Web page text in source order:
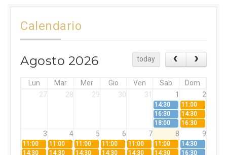
Calendario
Agosto 2026 today
Lun Mar Mer Gio Ven Sab
Dom
27
28 29 30 31 1 2
14:30
11:00
16:30
14:30
18:00
16:30
3 4 5 6 7 8 9
11:00 11:00 11:00 11:00 11:00 11:00
14:30
14:30
14:30 14:30 14:30 14:30 14:30 16:30